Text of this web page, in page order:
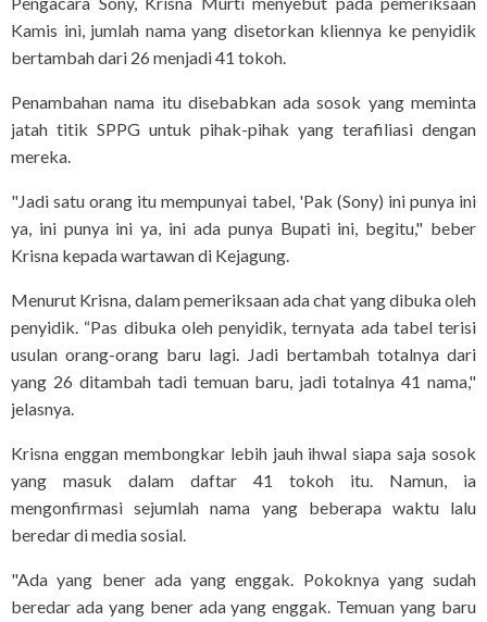
Kamis ini, jumlah nama yang disetorkan kliennya ke penyidik
bertambah dari 26 menjadi 41 tokoh.
Penambahan nama itu disebabkan ada sosok yang meminta
jatah titik SPPG untuk pihak-pihak yang terafiliasi dengan
mereka.
"Jadi satu orang itu mempunyai tabel, 'Pak (Sony) ini punya ini
ya, ini punya ini ya, ini ada punya Bupati ini, begitu," beber
Krisna kepada wartawan di Kejagung.
Menurut Krisna, dalam pemeriksaan ada chat yang dibuka oleh
penyidik. “Pas dibuka oleh penyidik, ternyata ada tabel terisi
usulan orang-orang baru lagi. Jadi bertambah totalnya dari
yang 26 ditambah tadi temuan baru, jadi totalnya 41 nama,"
jelasnya.
Krisna enggan membongkar lebih jauh ihwal siapa saja sosok
yang masuk dalam daftar 41 tokoh itu. Namun, ia
mengonfirmasi sejumlah nama yang beberapa waktu lalu
beredar di media sosial.
"Ada yang bener ada yang enggak. Pokoknya yang sudah
beredar ada yang bener ada yang enggak. Temuan yang baru